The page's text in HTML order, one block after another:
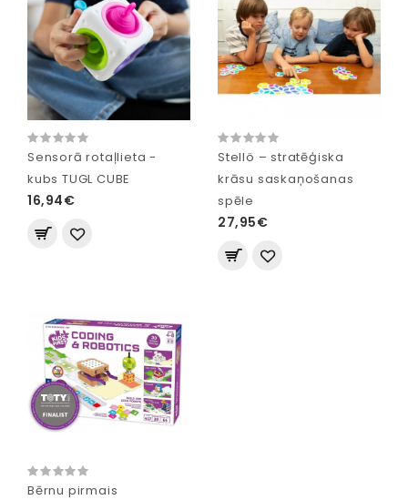
Sensorā rotaļlieta -
kubs TUGL CUBE
16,94€
Stellö – stratēģiska
krāsu saskaņošanas
spēle
27,95€
Bērnu pirmais